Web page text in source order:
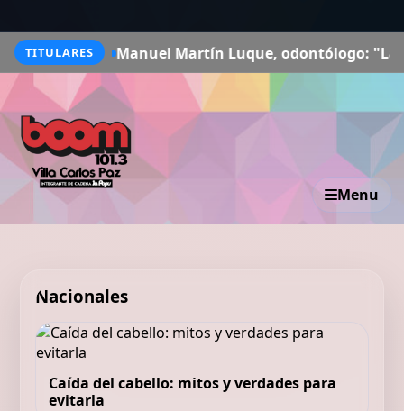
TITULARES
Manuel Martín Luque, odontólogo: "La boca nos
Menu
Nacionales
Caída del cabello: mitos y verdades para
evitarla